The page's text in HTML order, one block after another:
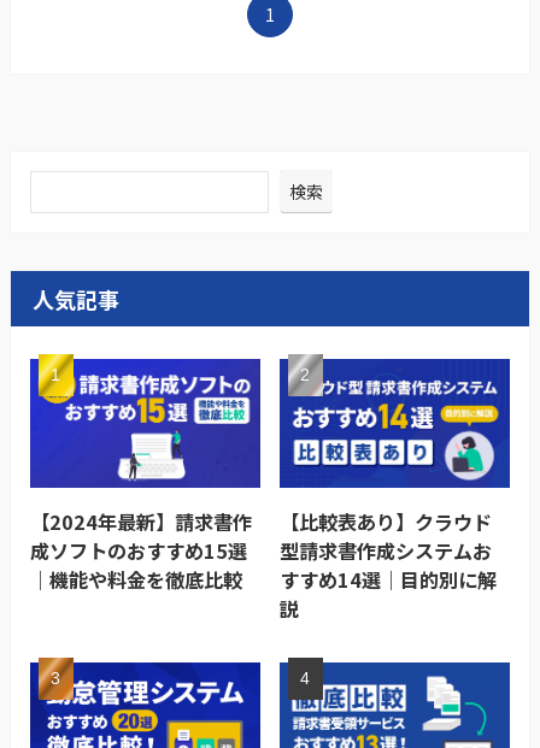
1
検索
人気記事
【2024年最新】請求書作
成ソフトのおすすめ15選
｜機能や料金を徹底比較
【比較表あり】クラウド
型請求書作成システムお
すすめ14選｜目的別に解
説